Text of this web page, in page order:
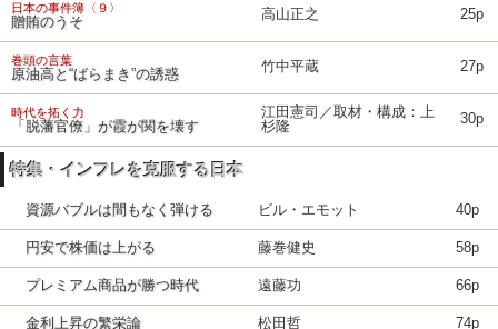
日本の事件簿〈９〉
贈賄のうそ 高山正之 25p
巻頭の言葉
原油高と“ばらまき”の誘惑 竹中平蔵 27p
時代を拓く力
「脱藩官僚」が霞が関を壊す
江田憲司／取材・構成：上
杉隆
30p
特集・インフレを克服する日本
資源バブルは間もなく弾ける ビル・エモット 40p
円安で株価は上がる 藤巻健史 58p
プレミアム商品が勝つ時代 遠藤功 66p
金利上昇の繁栄論 松田哲 74p